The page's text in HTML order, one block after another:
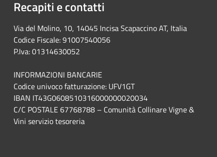
Recapiti e contatti
Via del Molino, 10, 14045 Incisa Scapaccino AT, Italia
Codice Fiscale: 91007540056
P.Iva: 01314630052
INFORMAZIONI BANCARIE
Codice univoco fatturazione: UFV1GT
IBAN IT43G0608510316000000020034
C/C POSTALE 67768788 – Comunità Collinare Vigne &
Vini servizio tesoreria